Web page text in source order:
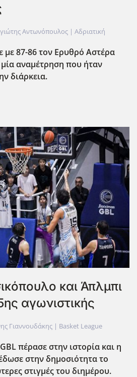
Αντωνόπουλος | Αδριατική
με 87-86 τον Ερυθρό Αστέρα
αναμέτρηση που ήταν
διάρκεια.
και Άπλμπι
αγωνιστικής
Γιαννουδάκης | Basket League
πέρασε στην ιστορία και η
στην δημοσιότητα το
στιγμές του διημέρου.